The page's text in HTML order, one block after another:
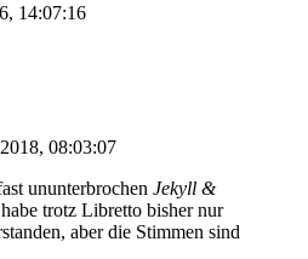
14:07:16
08:03:07
ununterbrochen Jekyll &
trotz Libretto bisher nur
aber die Stimmen sind